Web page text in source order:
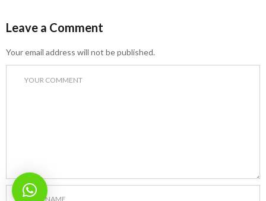
Leave a Comment
Your email address will not be published.